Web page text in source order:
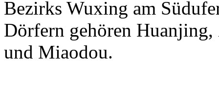
Bezirks Wuxing am
Dörfern gehören
und Miaodou.